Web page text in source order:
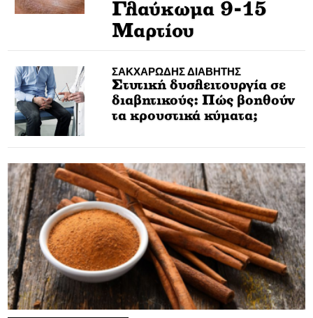
Γλαύκωμα 9-15
Μαρτίου
ΣΑΚΧΑΡΩΔΗΣ ΔΙΑΒΗΤΗΣ
Στυτική δυσλειτουργία σε
διαβητικούς: Πώς βοηθούν
τα κρουστικά κύματα;